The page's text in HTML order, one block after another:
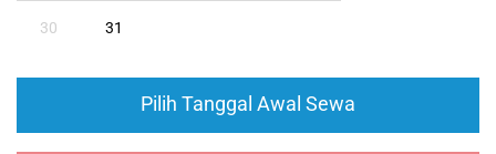
30 31
Pilih Tanggal Awal Sewa